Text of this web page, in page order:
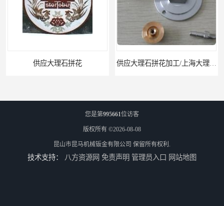
供应大理石拼花
您是第995661位访客
版权所有 ©2026-08-08
昆山市昆马机械钣金有限公司 保留所有权利.
技术支持： 八方资源网 免责声明 管理员入口 网站地图